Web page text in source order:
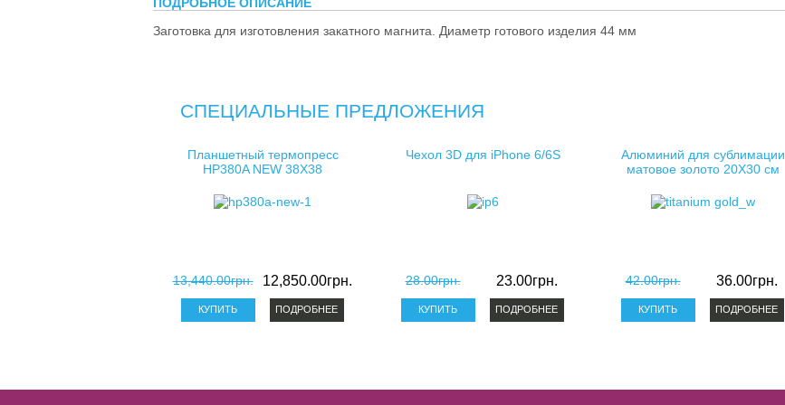
косметички для сублимации
клатчи для сублимации
Заготовка для изготовления закатного магнита. Диаметр готового изделия 44 мм
СПЕЦИАЛЬНЫЕ ПРЕДЛОЖЕНИЯ
Планшетный термопресс
HP380A NEW 38X38
13,440.00грн. 12,850.00грн.
ПОДРОБНЕЕ
Чехол 3D для iPhone 6/6S
28.00грн. 23.00грн.
ПОДРОБНЕЕ
Алюминий для сублимации
матовое золото 20X30 см
42.00грн. 36.00грн.
ПОДРОБНЕЕ